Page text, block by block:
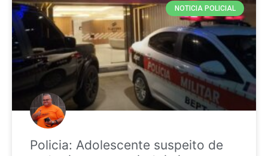
NOTICIA POLICIAL
Policia: Adolescente suspeito de